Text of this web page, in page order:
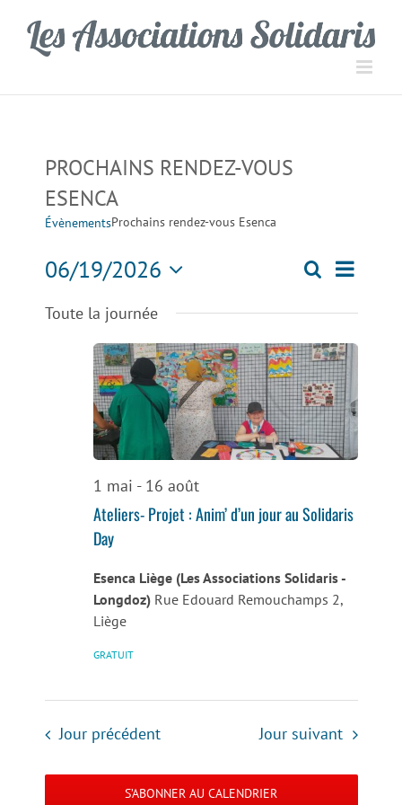
contenu
PROCHAINS RENDEZ-VOUS
ESENCA
ÉvènementsProchains rendez-vous Esenca
Recherche
navigation
de
vues
Recherche
vues
Jour
06/19/2026
une
Toute la journée
1 mai - 16 août
Ateliers- Projet : Anim’ d’un jour au Solidaris
Day
Esenca Liège (Les Associations Solidaris -
Longdoz) Rue Edouard Remouchamps 2,
Liège
GRATUIT
Jour précédent Jour suivant
S’ABONNER AU CALENDRIER